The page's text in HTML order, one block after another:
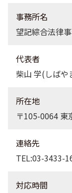
事務所名
望記綜合法律
代表者
柴山 学(しばや
所在地
〒105-0064
連絡先
TEL:03-3433-
対応時間